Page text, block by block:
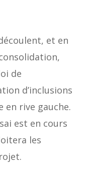
et en
de
d’inclusions
en rive gauche.
est en cours
les